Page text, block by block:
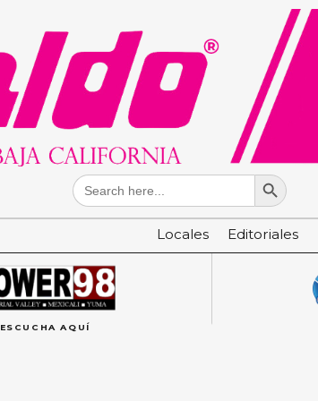
Search
for:
Search Button
Locales Editoriales
ESCUCHA AQUÍ